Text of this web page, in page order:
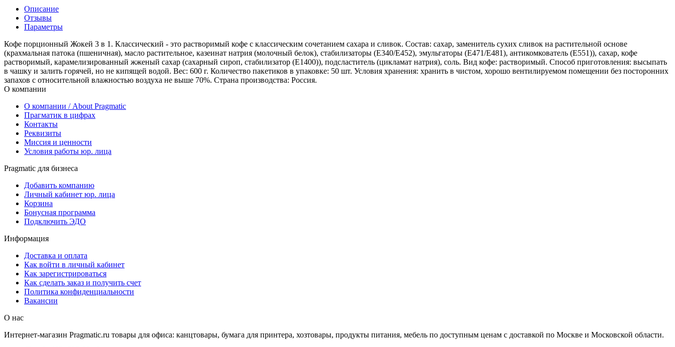
Описание
Отзывы
Параметры
Кофе порционный Жокей 3 в 1. Классический - это растворимый кофе с классическим сочетанием сахара и сливок. Состав: сахар, заменитель сухих сливок на растительной основе
(крахмальная патока (пшеничная), масло растительное, казеинат натрия (молочный белок), стабилизаторы (Е340/Е452), эмульгаторы (Е471/Е481), антикомкователь (Е551)), сахар, кофе
растворимый, карамелизированный жженый сахар (сахарный сироп, стабилизатор (Е1400)), подсластитель (цикламат натрия), соль. Вид кофе: растворимый. Способ приготовления: высыпать
в чашку и залить горячей, но не кипящей водой. Вес: 600 г. Количество пакетиков в упаковке: 50 шт. Условия хранения: хранить в чистом, хорошо вентилируемом помещении без посторонних
запахов с относительной влажностью воздуха не выше 70%. Страна производства: Россия.
О компании
О компании / About Pragmatic
Прагматик в цифрах
Контакты
Реквизиты
Миссия и ценности
Условия работы юр. лица
Pragmatic для бизнеса
Добавить компанию
Личный кабинет юр. лица
Корзина
Бонусная программа
Подключить ЭДО
Информация
Доставка и оплата
Как войти в личный кабинет
Как зарегистрироваться
Как сделать заказ и получить счет
Политика конфиденциальности
Вакансии
О нас
Интернет-магазин Pragmatic.ru товары для офиса: канцтовары, бумага для принтера, хозтовары, продукты питания, мебель по доступным ценам с доставкой по Москве и Московской области.